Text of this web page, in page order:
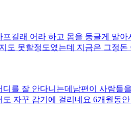
길래 어라 하고 몸을 둥글게 말
도 못할정도였는데 지금은 그정
를 잘 안다니는데남편이 사람들
자꾸 감기에 걸리네요 6개월동